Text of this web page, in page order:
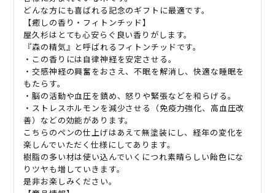
quantity
どんな方にも喜ばれる記念のギフトに最適です。
【癒しの香り・フィトンチッド】
屋久杉はとても心安らぐ良い香りがします。
『森の精気』と呼ばれるフィトンチッドです。
・この香りには自律神経を安定させる。
・交感神経の興奮をおさえ、不眠を解消し、快適な睡眠を
もたらす。
・脳の活動や血圧を鎮め、怒りや緊張などを和らげる。
・ストレスホルモンを減少させる（免疫力強化、高血圧改
善）などの効能があります。
こちらのペンの仕上げはあえて無塗装にし、経年の変化を
楽しんでいただく仕様にしてあります。
樹脂の多い材は使い込んでいくにつれ素晴らしい飴色にな
りツヤも増していきます。
是非お楽しみください。